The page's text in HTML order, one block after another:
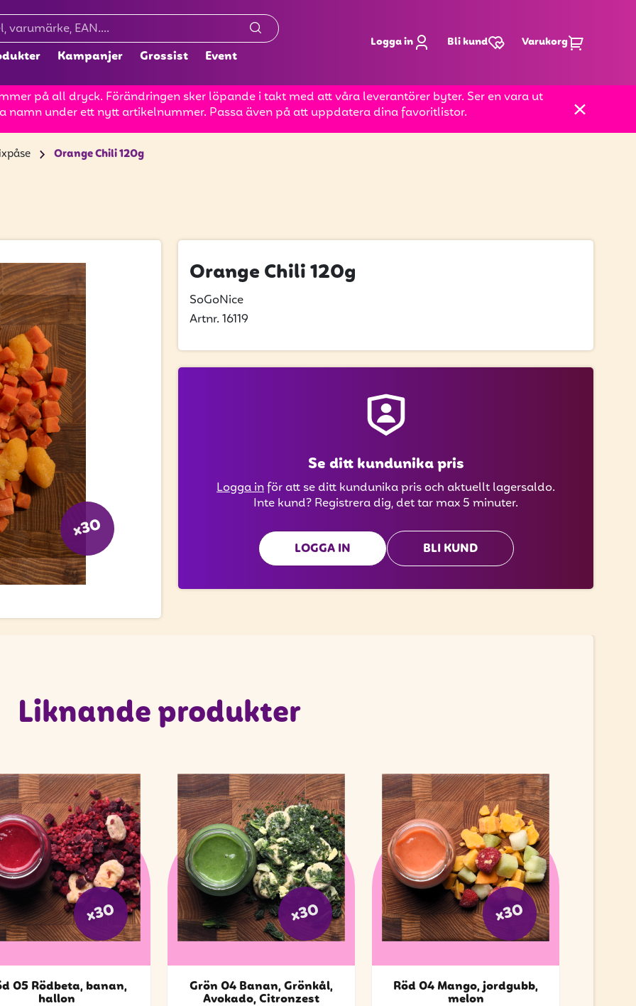
Kampanjer Grossist Event
Logga in Bli kund Varukorg
på all dryck. Förändringen sker löpande i takt med att våra leverantörer byter. Ser en vara ut
namn under ett nytt artikelnummer. Passa även på att uppdatera dina favoritlistor.
Orange Chili 120g
x30
Orange Chili 120g
SoGoNice
Artnr. 16119
Se ditt kundunika pris
Logga inför att se ditt kundunika pris och aktuellt lagersaldo.
Inte kund? Registrera dig, det tar max 5 minuter.
LOGGA IN BLI KUND
Liknande produkter
x30
05 Rödbeta, banan,
hallon
x30
Grön 04 Banan, Grönkål,
Avokado, Citronzest
x30
Röd 04 Mango, jordgubb,
melon